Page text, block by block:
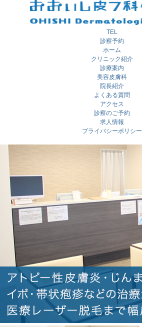
TEL
診察予約
ホーム
クリニック紹介
診療案内
美容皮膚科
院長紹介
よくある質問
アクセス
診察のご予約
求人情報
プライバシーポリシー